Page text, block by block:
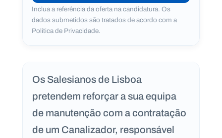
Os Salesianos de Lisboa
pretendem reforçar a sua equipa
de manutenção com a contratação
de um Canalizador, responsável
Inclua a referência da oferta na candidatura. Os
dados submetidos são tratados de acordo com a
Política de Privacidade.
l
e
i
.
t
C
N